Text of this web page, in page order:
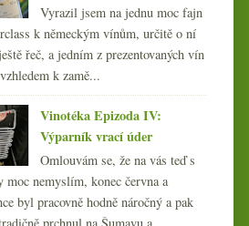
Vyrazil jsem na jednu moc fajn
k německým vínům, určitě o ní
řeč, a jedním z prezentovaných vín
k zamě...
Vinotéka Epizoda IV:
Výparník vrací úder
Omlouvám se, že na vás teď s
moc nemyslím, konec června a
byl pracovně hodně náročný a pak